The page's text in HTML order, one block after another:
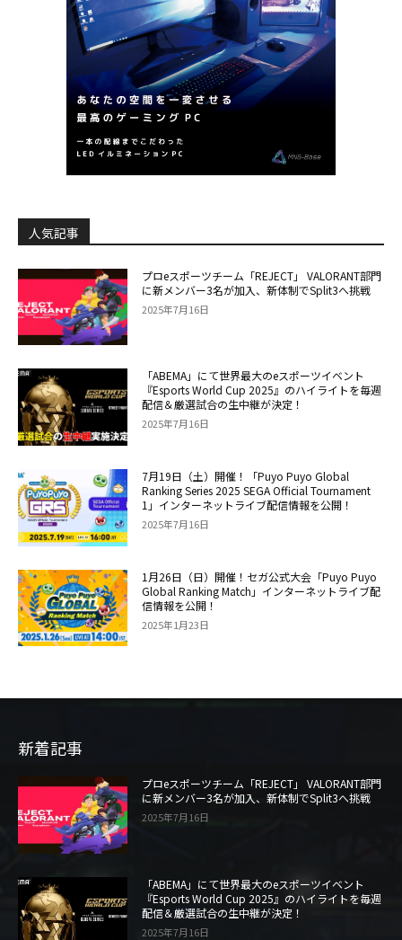
人気記事
プロeスポーツチーム「REJECT」 VALORANT部門
に新メンバー3名が加入、新体制でSplit3へ挑戦
2025年7月16日
「ABEMA」にて世界最大のeスポーツイベント
『Esports World Cup 2025』のハイライトを毎週
配信＆厳選試合の生中継が決定！
2025年7月16日
7月19日（土）開催！「Puyo Puyo Global
Ranking Series 2025 SEGA Official Tournament
1」インターネットライブ配信情報を公開！
2025年7月16日
1月26日（日）開催！セガ公式大会「Puyo Puyo
Global Ranking Match」インターネットライブ配
信情報を公開！
2025年1月23日
新着記事
プロeスポーツチーム「REJECT」 VALORANT部門
に新メンバー3名が加入、新体制でSplit3へ挑戦
2025年7月16日
「ABEMA」にて世界最大のeスポーツイベント
『Esports World Cup 2025』のハイライトを毎週
配信＆厳選試合の生中継が決定！
2025年7月16日